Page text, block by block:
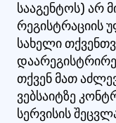
სააგენტოს) არ
რეგისტრაციის
სახელი
თქვენ მათ
ვებსაიტზე
სერვისის